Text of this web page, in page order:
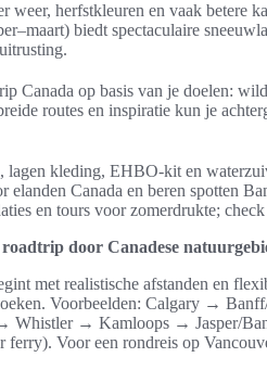
weer, herfstkleuren en vaak betere
biedt spectaculaire
Canada op basis van je doelen:
routes en inspiratie kun je
lagen kleding, EHBO-kit en
elanden Canada en beren spotten
en tours voor zomerdrukte;
door Canadese
met realistische afstanden en
Voorbeelden: Calgary →
Whistler → Kamloops → Jasper/
ferry). Voor een rondreis op